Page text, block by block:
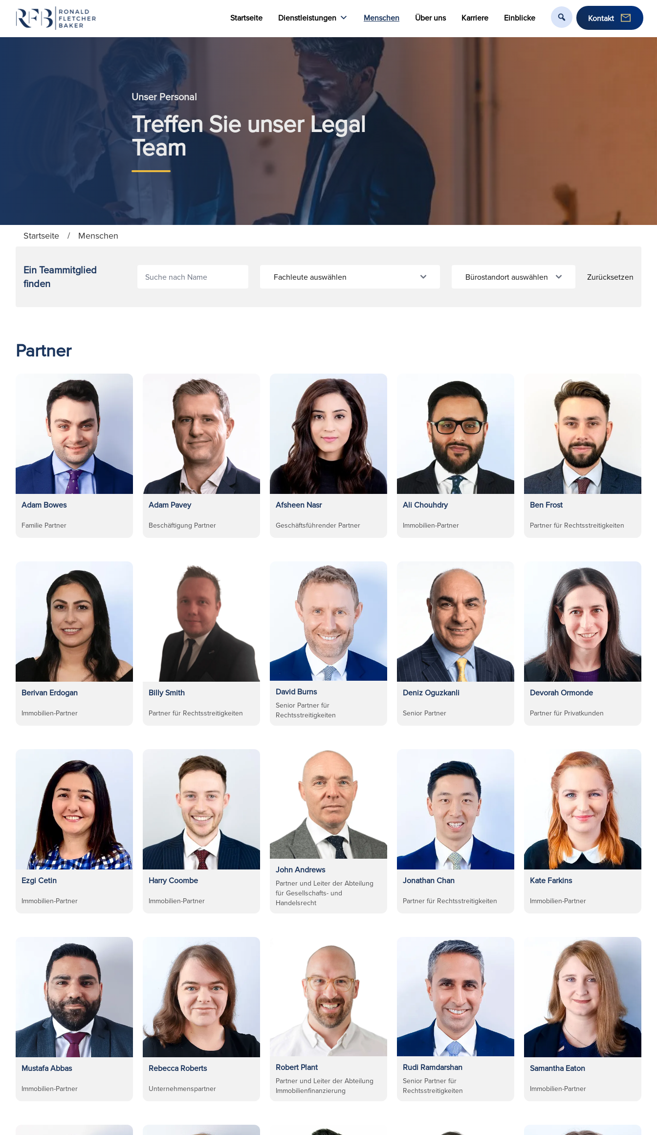
Startseite Dienstleistungen Menschen Über uns Karriere Einblicke Kontakt
Unser Personal
Treffen Sie unser Legal
Team
Startseite / Menschen
Ein Teammitglied
finden
Partner
Adam Bowes
Familie Partner
Adam Pavey
Beschäftigung Partner
Afsheen Nasr
Geschäftsführender Partner
Ali Chouhdry
Immobilien-Partner
Ben Frost
Partner für Rechtsstreitigkeiten
Berivan Erdogan
Immobilien-Partner
Billy Smith
Partner für Rechtsstreitigkeiten
David Burns
Senior Partner für
Rechtsstreitigkeiten
Deniz Oguzkanli
Senior Partner
Devorah Ormonde
Partner für Privatkunden
Ezgi Cetin
Immobilien-Partner
Harry Coombe
Immobilien-Partner
John Andrews
Partner und Leiter der Abteilung
für Gesellschafts- und
Handelsrecht
Jonathan Chan
Partner für Rechtsstreitigkeiten
Kate Farkins
Immobilien-Partner
Mustafa Abbas
Immobilien-Partner
Rebecca Roberts
Unternehmenspartner
Robert Plant
Partner und Leiter der Abteilung
Immobilienfinanzierung
Rudi Ramdarshan
Senior Partner für
Rechtsstreitigkeiten
Samantha Eaton
Immobilien-Partner